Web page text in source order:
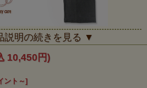
た古きよき時代 のアメリカと同様のモノを
ながら、 ファッションアイテムとして「気
タンダードなアメリカン・デイリーカジュア
のがダブルワークスです。ヴィン テージの
ズし、流行に合わせやすい衣料を提供して
のものが大好きだけど、シルエットやサイ
説明の続きを見る ▼
10,450円)
ント～]